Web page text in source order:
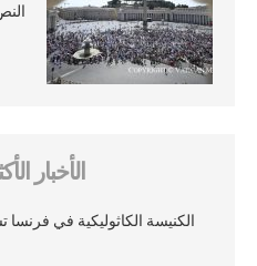
الأخبار
الكنيسة الكاثوليكية في فرنسا